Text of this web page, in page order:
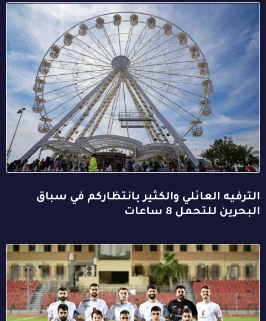
الترفيه العائلي والكثير بانتظاركم في سباق
البحرين للتحمل 8 ساعات